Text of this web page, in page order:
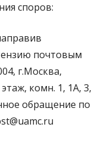
споров:
почтовым
г.Москва,
комн. 1, 1А, 3,
обращение по